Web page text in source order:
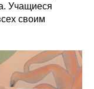
Учащиеся
своим